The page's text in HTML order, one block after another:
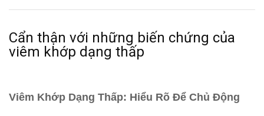
Cẩn thận với những biến chứng của
viêm khớp dạng thấp
Viêm Khớp Dạng Thấp: Hiểu Rõ Để Chủ Động